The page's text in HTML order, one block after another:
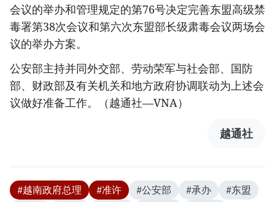
会议的举办和管理规定的第76号决定完善东盟高级禁
毒署第38次会议和第六次东盟部长级肃毒会议两场会
议的举办方案。
公安部主持并同外交部、劳动荣军与社会部、国防
部、财政部及有关机关和地方政府协调联动为上述会
议做好准备工作。（越通社—VNA）
越通社
#越南政府总理 #准许 #公安部 #承办
#东盟